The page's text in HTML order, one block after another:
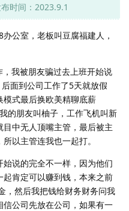
时间：2023.9.1
公室，老板叫豆腐福建人，
我被朋友骗过去上班开始说
面到公司工作了5天就放假
式最后换欧美精聊底薪
的朋友叫柚子，工作飞机叫新
中无人顶嘴主管，最后被主
以主管连我也一起打。
说的完全不一样，因为他们
肯定可以赚到钱，本来之前
，然后我把钱给财务财务问我
公司先放在公司，如果有一